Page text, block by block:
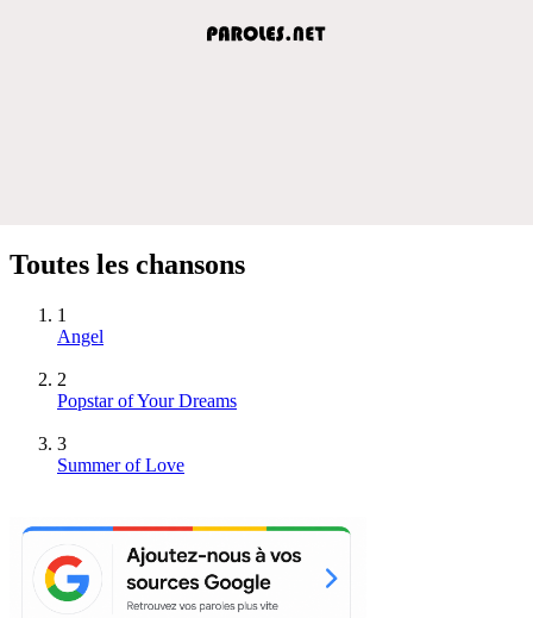
Toutes les chansons
1
Angel
2
Popstar of Your Dreams
3
Summer of Love